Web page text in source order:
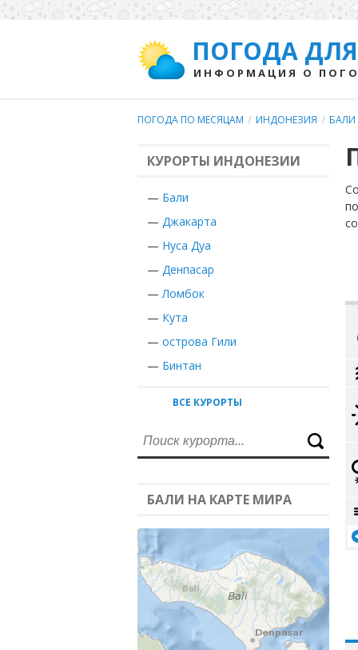
ПОГОДА
ИНФОРМАЦИЯ О
ПОГОДА ПО МЕСЯЦАМ / ИНДОНЕЗИЯ / БАЛИ
КУРОРТЫ ИНДОНЕЗИИ
— Бали
— Джакарта
— Нуса Дуа
— Денпасар
—Ломбок
— Кута
— острова Гили
— Бинтан
ВСЕ КУРОРТЫ
БАЛИ НА КАРТЕ МИРА